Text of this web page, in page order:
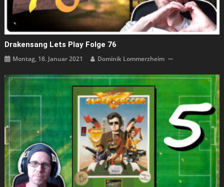
Drakensang Lets Play Folge 76
Montag, 18. Januar 2021 Dominik Lommerzheim